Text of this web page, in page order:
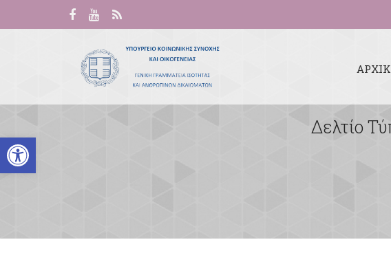
Ανοίξτε τη γραμμή εργαλείων
Δελτίο